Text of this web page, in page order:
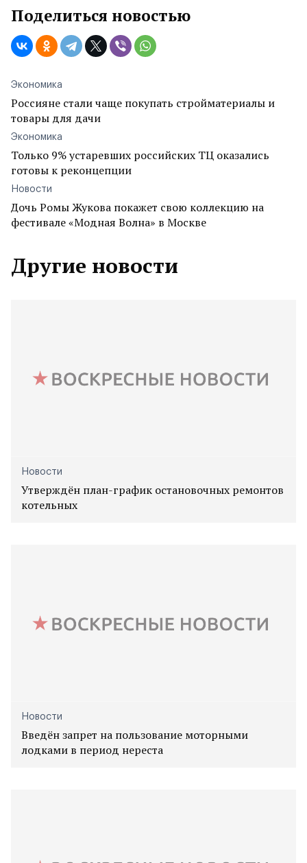
Поделиться новостью
Экономика
Россияне стали чаще покупать стройматериалы и
товары для дачи
Экономика
Только 9% устаревших российских ТЦ оказались
готовы к реконцепции
Новости
Дочь Ромы Жукова покажет свою коллекцию на
фестивале «Модная Волна» в Москве
Другие новости
Новости
Утверждён план-график остановочных ремонтов
котельных
Новости
Введён запрет на пользование моторными
лодками в период нереста